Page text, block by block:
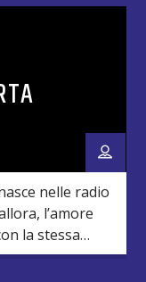
nelle radio
l’amore
la stessa
musica, ho